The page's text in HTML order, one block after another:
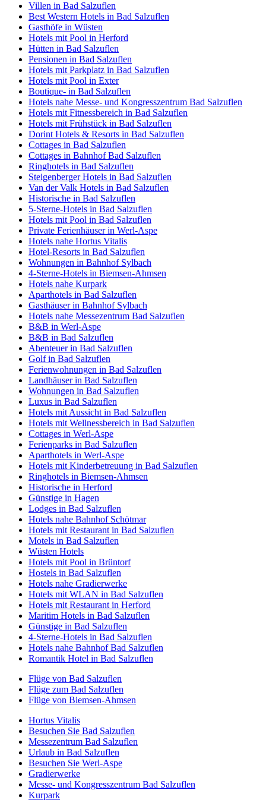
Villen in Bad Salzuflen
Best Western Hotels in Bad Salzuflen
Gasthöfe in Wüsten
Hotels mit Pool in Herford
Hütten in Bad Salzuflen
Pensionen in Bad Salzuflen
Hotels mit Parkplatz in Bad Salzuflen
Hotels mit Pool in Exter
Boutique- in Bad Salzuflen
Hotels nahe Messe- und Kongresszentrum Bad Salzuflen
Hotels mit Fitnessbereich in Bad Salzuflen
Hotels mit Frühstück in Bad Salzuflen
Dorint Hotels & Resorts in Bad Salzuflen
Cottages in Bad Salzuflen
Cottages in Bahnhof Bad Salzuflen
Ringhotels in Bad Salzuflen
Steigenberger Hotels in Bad Salzuflen
Van der Valk Hotels in Bad Salzuflen
Historische in Bad Salzuflen
5-Sterne-Hotels in Bad Salzuflen
Hotels mit Pool in Bad Salzuflen
Private Ferienhäuser in Werl-Aspe
Hotels nahe Hortus Vitalis
Hotel-Resorts in Bad Salzuflen
Wohnungen in Bahnhof Sylbach
4-Sterne-Hotels in Biemsen-Ahmsen
Hotels nahe Kurpark
Aparthotels in Bad Salzuflen
Gasthäuser in Bahnhof Sylbach
Hotels nahe Messezentrum Bad Salzuflen
B&B in Werl-Aspe
B&B in Bad Salzuflen
Abenteuer in Bad Salzuflen
Golf in Bad Salzuflen
Ferienwohnungen in Bad Salzuflen
Landhäuser in Bad Salzuflen
Wohnungen in Bad Salzuflen
Luxus in Bad Salzuflen
Hotels mit Aussicht in Bad Salzuflen
Hotels mit Wellnessbereich in Bad Salzuflen
Cottages in Werl-Aspe
Ferienparks in Bad Salzuflen
Aparthotels in Werl-Aspe
Hotels mit Kinderbetreuung in Bad Salzuflen
Ringhotels in Biemsen-Ahmsen
Historische in Herford
Günstige in Hagen
Lodges in Bad Salzuflen
Hotels nahe Bahnhof Schötmar
Hotels mit Restaurant in Bad Salzuflen
Motels in Bad Salzuflen
Wüsten Hotels
Hotels mit Pool in Brüntorf
Hostels in Bad Salzuflen
Hotels nahe Gradierwerke
Hotels mit WLAN in Bad Salzuflen
Hotels mit Restaurant in Herford
Maritim Hotels in Bad Salzuflen
Günstige in Bad Salzuflen
4-Sterne-Hotels in Bad Salzuflen
Hotels nahe Bahnhof Bad Salzuflen
Romantik Hotel in Bad Salzuflen
Flüge von Bad Salzuflen
Flüge zum Bad Salzuflen
Flüge von Biemsen-Ahmsen
Hortus Vitalis
Besuchen Sie Bad Salzuflen
Messezentrum Bad Salzuflen
Urlaub in Bad Salzuflen
Besuchen Sie Werl-Aspe
Gradierwerke
Messe- und Kongresszentrum Bad Salzuflen
Kurpark